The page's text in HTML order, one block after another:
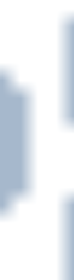
导心磁图仪，并且